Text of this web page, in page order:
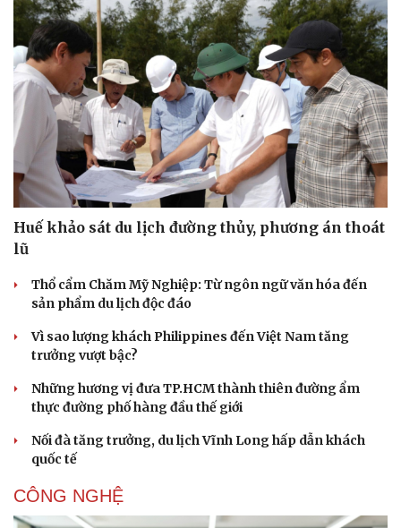
Dinh dưỡng - món ngon
Cây thuốc
Sản phụ khoa
Nhi khoa
Nam khoa
Làm đẹp - giảm cân
Phòng mạch online
Ăn sạch sống khỏe
Nhà đẹp
Blog
Tình yêu - Gia đình
Huế khảo sát du lịch đường thủy, phương án thoát
lũ
Thổ cẩm Chăm Mỹ Nghiệp: Từ ngôn ngữ văn hóa đến
sản phẩm du lịch độc đáo
Vì sao lượng khách Philippines đến Việt Nam tăng
trưởng vượt bậc?
Những hương vị đưa TP.HCM thành thiên đường ẩm
thực đường phố hàng đầu thế giới
Nối đà tăng trưởng, du lịch Vĩnh Long hấp dẫn khách
quốc tế
CÔNG NGHỆ